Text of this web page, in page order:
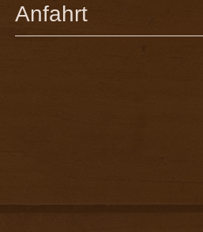
Anfahrt